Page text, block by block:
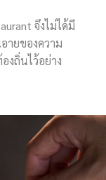
จึงไม่ได้มี
ายของความ
งถิ่นไว้อย่าง